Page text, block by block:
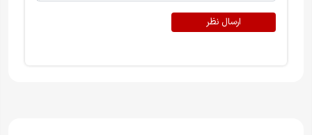
ارسال نظر